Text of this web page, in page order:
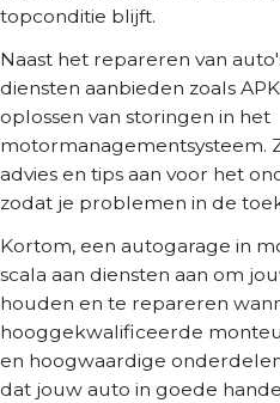
topconditie blijft.
Naast het repareren van
diensten aanbieden zoals
oplossen van storingen in het
motormanagementsysteem.
advies en tips aan voor het
zodat je problemen in de
Kortom, een autogarage in
scala aan diensten aan om
houden en te repareren
hooggekwalificeerde
en hoogwaardige
dat jouw auto in goede